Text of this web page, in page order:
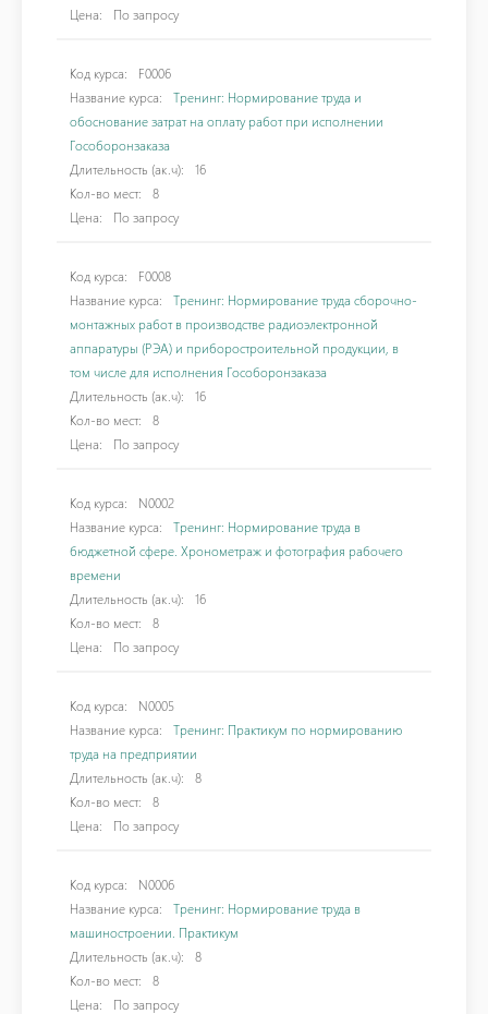
Цена:
По запросу
Код курса:
F0006
Название курса:
Тренинг: Нормирование труда и
обоснование затрат на оплату работ при исполнении
Гособоронзаказа
Длительность (ак.ч):
16
Кол-во мест:
8
Цена:
По запросу
Код курса:
F0008
Название курса:
Тренинг: Нормирование труда сборочно-
монтажных работ в производстве радиоэлектронной
аппаратуры (РЭА) и приборостроительной продукции, в
том числе для исполнения Гособоронзаказа
Длительность (ак.ч):
16
Кол-во мест:
8
Цена:
По запросу
Код курса:
N0002
Название курса:
Тренинг: Нормирование труда в
бюджетной сфере. Хронометраж и фотография рабочего
времени
Длительность (ак.ч):
16
Кол-во мест:
8
Цена:
По запросу
Код курса:
N0005
Название курса:
Тренинг: Практикум по нормированию
труда на предприятии
Длительность (ак.ч):
8
Кол-во мест:
8
Цена:
По запросу
Код курса:
N0006
Название курса:
Тренинг: Нормирование труда в
машиностроении. Практикум
Длительность (ак.ч):
8
Кол-во мест:
8
Цена:
По запросу